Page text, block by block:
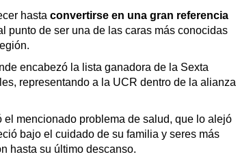
hasta convertirse en una gran referencia
punto de ser una de las caras más conocidas
encabezó la lista ganadora de la Sexta
representando a la UCR dentro de la alianza
el mencionado problema de salud, que lo alejó
bajo el cuidado de su familia y seres más
hasta su último descanso.